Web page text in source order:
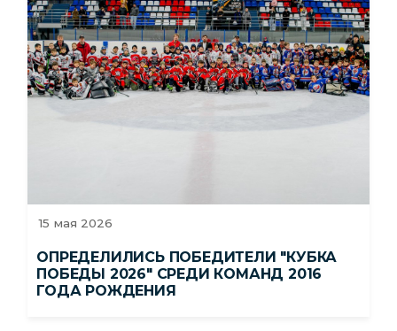
15 мая 2026
ОПРЕДЕЛИЛИСЬ ПОБЕДИТЕЛИ "КУБКА
ПОБЕДЫ 2026" СРЕДИ КОМАНД 2016
ГОДА РОЖДЕНИЯ